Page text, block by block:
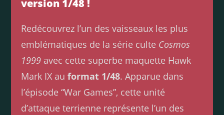
version 1/48 !
Redécouvrez l’un des vaisseaux les plus
emblématiques de la série culte Cosmos
1999 avec cette superbe maquette Hawk
Mark IX auformat 1/48. Apparue dans
l’épisode “War Games”, cette unité
d’attaque terrienne représente l’un des